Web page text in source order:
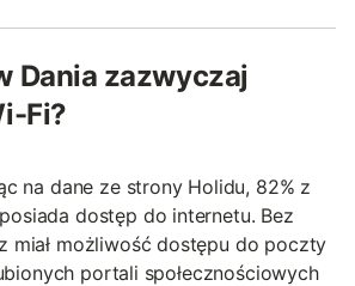
Dania zazwyczaj
Fi?
na dane ze strony Holidu, 82% z
dostęp do internetu. Bez
miał możliwość dostępu do poczty
portali społecznościowych